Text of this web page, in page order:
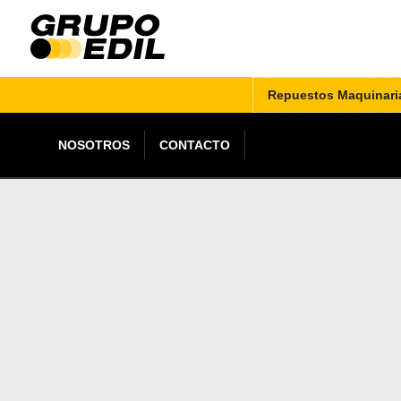
Repuestos
NOSOTROS CONTACTO